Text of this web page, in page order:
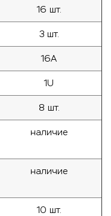
16 шт.
3 шт.
16A
1U
8 шт.
наличие
наличие
10 шт.